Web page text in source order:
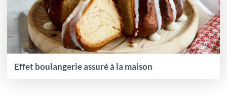
Effet boulangerie assuré à la maison